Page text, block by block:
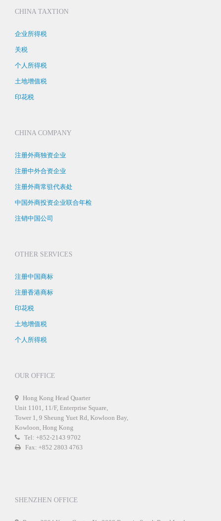
CHINA TAXTION
企业所得税
关税
个人所得税
土地增值税
印花税
CHINA COMPANY
注册外商独资企业
注册中外合资企业
注册外商常驻代表处
中国外商投资企业联合年检
注销中国公司
OTHER SERVICES
注册中国商标
注册香港商标
印花税
土地增值税
个人所得税
OUR OFFICE
Hong Kong Head Quarter
Unit 1101, 11/F, Enterprise Square,
Tower 1, 9 Sheung Yuet Rd, Kowloon Bay,
Kowloon, Hong Kong
Tel: +852-2143 9702
Fax: +852 2803 4763
SHENZHEN OFFICE